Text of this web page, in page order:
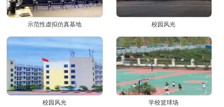
示范性虚拟仿真基地 校园风光
校园风光 学校篮球场